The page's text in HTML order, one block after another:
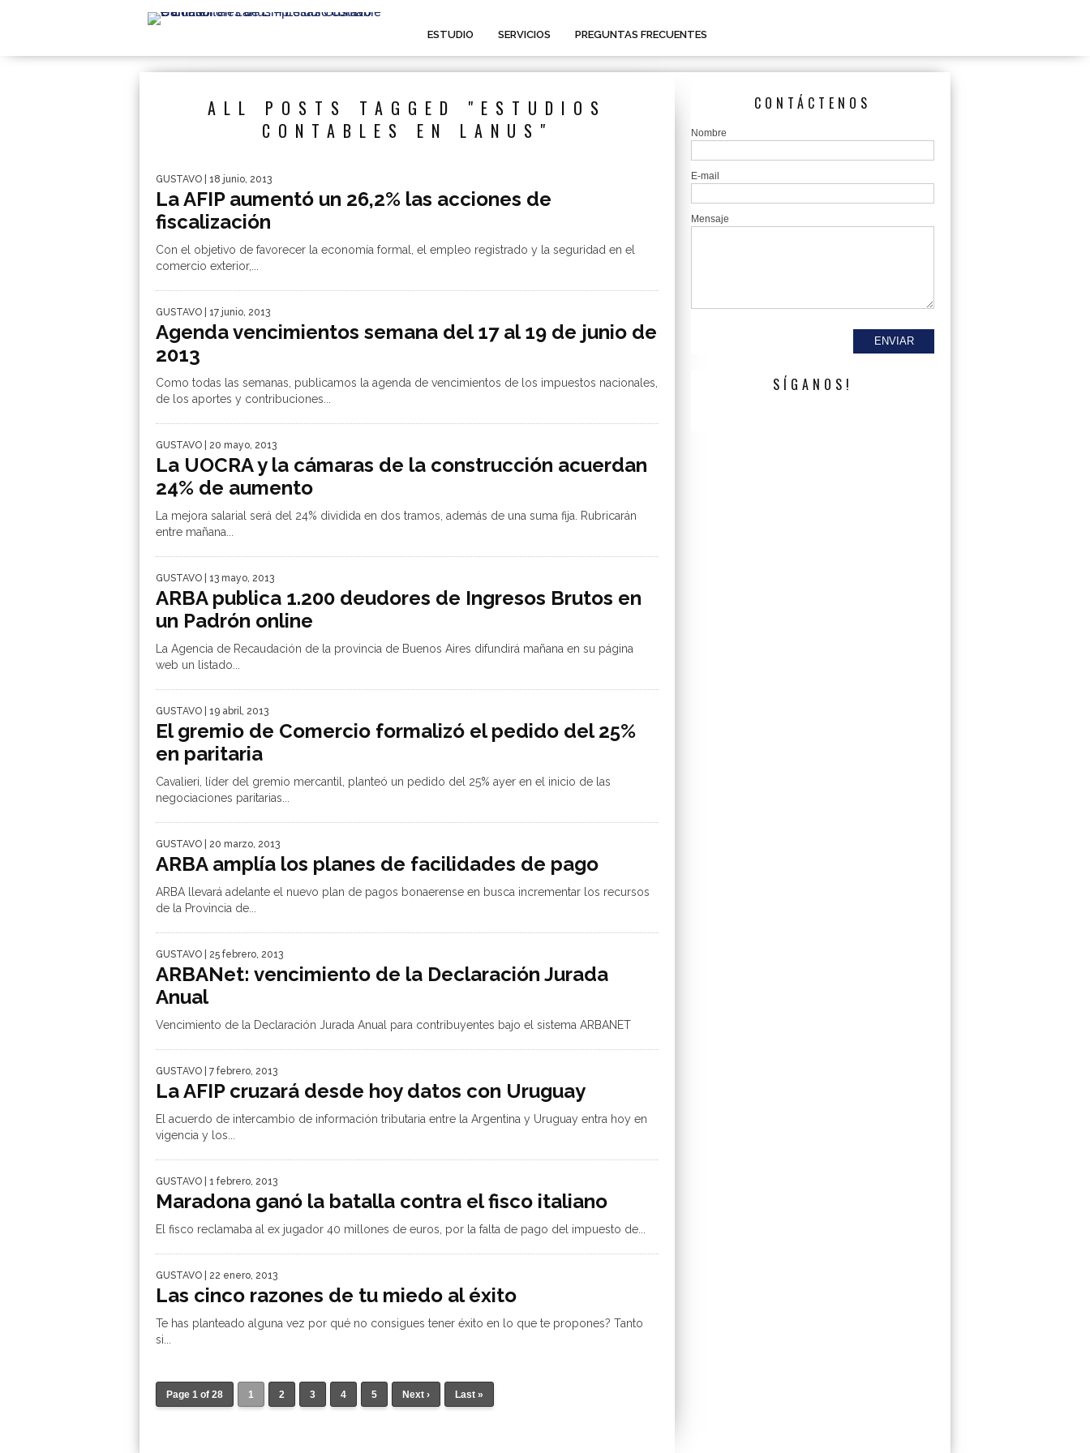
ESTUDIO SERVICIOS PREGUNTAS FRECUENTES
ALL POSTS TAGGED "ESTUDIOS
CONTABLES EN LANUS"
GUSTAVO | 18 junio, 2013
La AFIP aumentó un 26,2% las acciones de
fiscalización
Con el objetivo de favorecer la economía formal, el empleo registrado y la seguridad en el
comercio exterior,...
GUSTAVO | 17 junio, 2013
Agenda vencimientos semana del 17 al 19 de junio de
2013
Como todas las semanas, publicamos la agenda de vencimientos de los impuestos nacionales,
de los aportes y contribuciones...
GUSTAVO | 20 mayo, 2013
La UOCRA y la cámaras de la construcción acuerdan
24% de aumento
La mejora salarial será del 24% dividida en dos tramos, además de una suma fija. Rubricarán
entre mañana...
GUSTAVO | 13 mayo, 2013
ARBA publica 1.200 deudores de Ingresos Brutos en
un Padrón online
La Agencia de Recaudación de la provincia de Buenos Aires difundirá mañana en su página
web un listado...
GUSTAVO | 19 abril, 2013
El gremio de Comercio formalizó el pedido del 25%
en paritaria
Cavalieri, líder del gremio mercantil, planteó un pedido del 25% ayer en el inicio de las
negociaciones paritarias...
GUSTAVO | 20 marzo, 2013
ARBA amplía los planes de facilidades de pago
ARBA llevará adelante el nuevo plan de pagos bonaerense en busca incrementar los recursos
de la Provincia de...
GUSTAVO | 25 febrero, 2013
ARBANet: vencimiento de la Declaración Jurada
Anual
Vencimiento de la Declaración Jurada Anual para contribuyentes bajo el sistema ARBANET
GUSTAVO | 7 febrero, 2013
La AFIP cruzará desde hoy datos con Uruguay
El acuerdo de intercambio de información tributaria entre la Argentina y Uruguay entra hoy en
vigencia y los...
GUSTAVO | 1 febrero, 2013
Maradona ganó la batalla contra el fisco italiano
El fisco reclamaba al ex jugador 40 millones de euros, por la falta de pago del impuesto de...
GUSTAVO | 22 enero, 2013
Las cinco razones de tu miedo al éxito
Te has planteado alguna vez por qué no consigues tener éxito en lo que te propones? Tanto
si...
Page 1 of 28 1 2 3 4 5 Next › Last »
CONTÁCTENOS
Nombre
E-mail
Mensaje
SÍGANOS!